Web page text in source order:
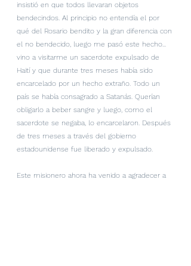
insistió en que todos llevaran objetos
bendecindos. Al principio no entendía el por
qué del Rosario bendito y la gran diferencia con
el no bendecido, luego me pasó este hecho...
vino a visitarme un sacerdote expulsado de
Haití y que durante tres meses había sido
encarcelado por un hecho extraño. Todo un
país se había consagrado a Satanás. Querían
obligarlo a beber sangre y luego, como el
sacerdote se negaba, lo encarcelaron. Después
de tres meses a través del gobierno
estadounidense fue liberado y expulsado.
Este misionero ahora ha venido a agradecer a